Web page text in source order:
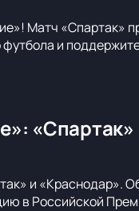
Матч «Спартак»
и
и «Краснодар».
в Российской